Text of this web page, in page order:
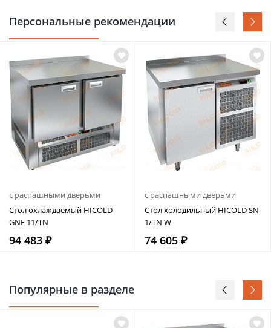
Персональные рекомендации
с распашными дверьми
Стол охлаждаемый HICOLD
GNE 11/TN
94 483 ₽
с распашными дверьми
Стол холодильный HICOLD SN
1/TN W
74 605 ₽
Популярные в разделе